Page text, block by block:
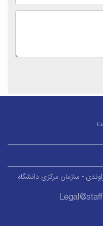
بلوار قطب راوندی - سازمان مرکزی دانشگاه